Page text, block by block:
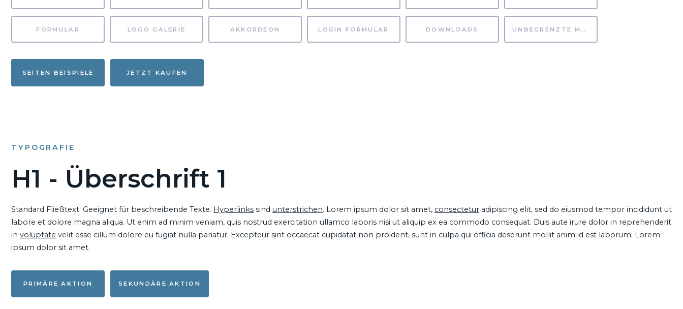
FORMULAR LOGO GALERIE AKKORDEON LOGIN FORMULAR DOWNLOADS UNBEGRENZTE MÖGLICHKEITEN
SEITEN BEISPIELE JETZT KAUFEN
TYPOGRAFIE
H1 - Überschrift 1
Standard Fließtext: Geeignet für beschreibende Texte. Hyperlinks sind unterstrichen. Lorem ipsum dolor sit amet, consectetur adipiscing elit, sed do eiusmod tempor incididunt ut
labore et dolore magna aliqua. Ut enim ad minim veniam, quis nostrud exercitation ullamco laboris nisi ut aliquip ex ea commodo consequat. Duis aute irure dolor in reprehenderit
in voluptate velit esse cillum dolore eu fugiat nulla pariatur. Excepteur sint occaecat cupidatat non proident, sunt in culpa qui officia deserunt mollit anim id est laborum. Lorem
ipsum dolor sit amet.
PRIMÄRE AKTION SEKUNDÄRE AKTION